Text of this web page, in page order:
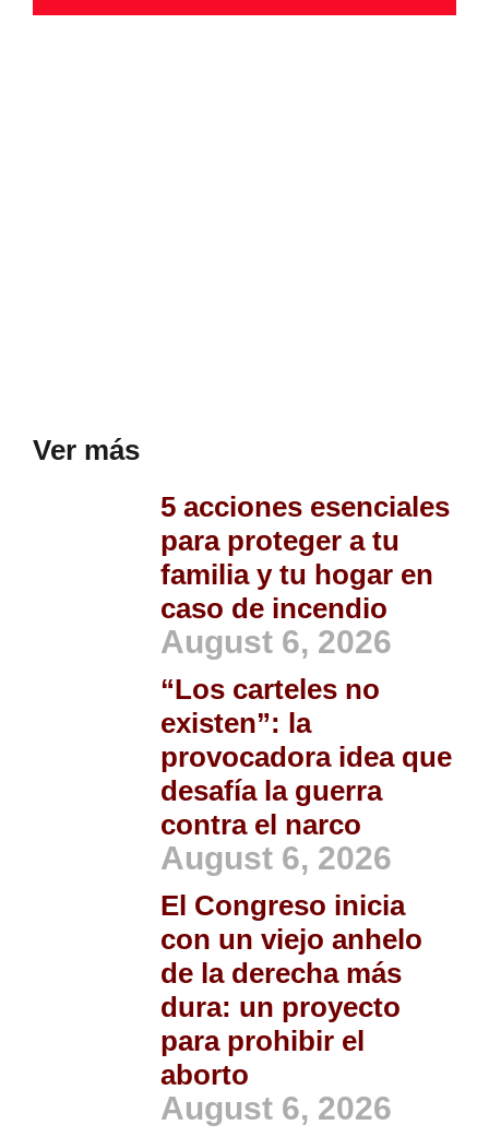
Ver más
5 acciones esenciales
para proteger a tu
familia y tu hogar en
caso de incendio
August 6, 2026
“Los carteles no
existen”: la
provocadora idea que
desafía la guerra
contra el narco
August 6, 2026
El Congreso inicia
con un viejo anhelo
de la derecha más
dura: un proyecto
para prohibir el
aborto
August 6, 2026